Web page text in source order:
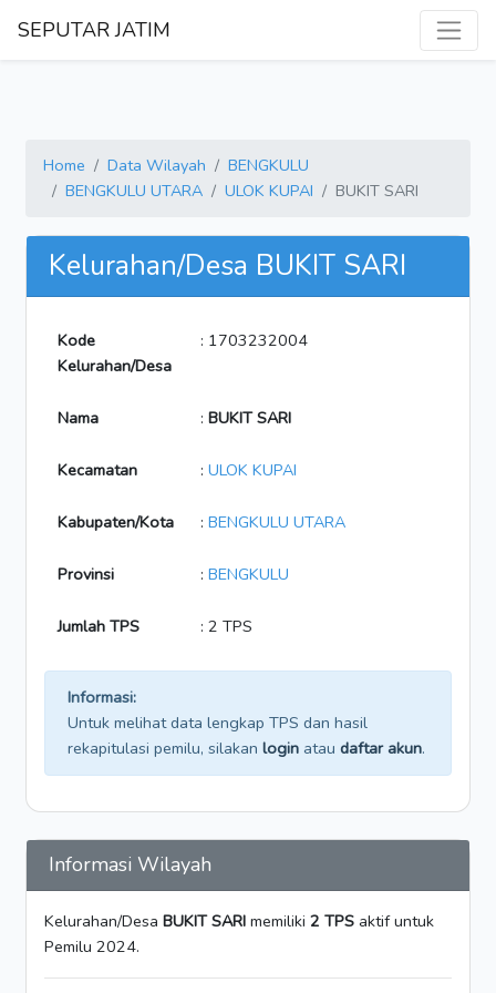
SEPUTAR JATIM
Home Data Wilayah
BENGKULU
BENGKULU UTARA
ULOK KUPAI BUKIT SARI
Kelurahan/Desa BUKIT SARI
Kode
Kelurahan/Desa
: 1703232004
Nama : BUKIT SARI
Kecamatan : ULOK KUPAI
Kabupaten/Kota : BENGKULU UTARA
Provinsi : BENGKULU
Jumlah TPS : 2 TPS
Informasi:
Untuk melihat data lengkap TPS dan hasil
rekapitulasi pemilu, silakan login atau daftar akun.
Informasi Wilayah
Kelurahan/Desa BUKIT SARI memiliki 2 TPS aktif untuk
Pemilu 2024.